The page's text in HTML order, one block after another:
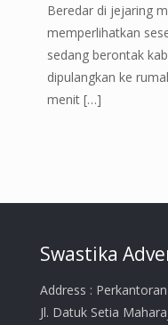
Beredar di jejaring
memperlihatkan
sedang berontak
dipulangkan ke
menit […]
Swastika
Address :
Jl. Datuk Setia